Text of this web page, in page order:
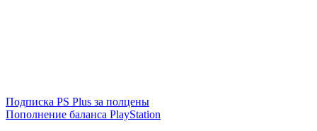
Подписка PS Plus за полцены
Пополнение баланса PlayStation